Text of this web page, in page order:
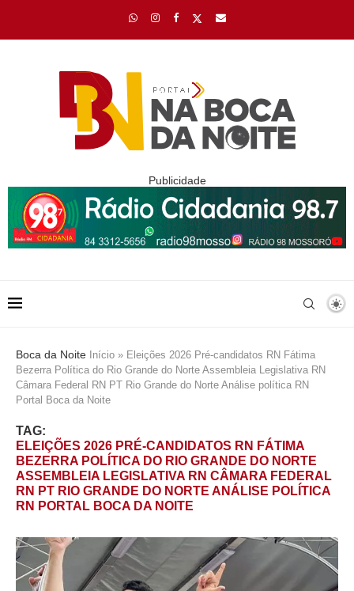
Publicidade
Boca da Noite Início » Eleições 2026 Pré-candidatos RN Fátima
Bezerra Política do Rio Grande do Norte Assembleia Legislativa RN
Câmara Federal RN PT Rio Grande do Norte Análise política RN
Portal Boca da Noite
TAG:
ELEIÇÕES 2026 PRÉ-CANDIDATOS RN FÁTIMA
BEZERRA POLÍTICA DO RIO GRANDE DO NORTE
ASSEMBLEIA LEGISLATIVA RN CÂMARA FEDERAL
RN PT RIO GRANDE DO NORTE ANÁLISE POLÍTICA
RN PORTAL BOCA DA NOITE